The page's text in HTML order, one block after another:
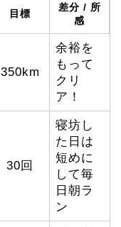
目標
差分 / 所
感
350km
余裕を
もって
クリ
ア！
30回
寝坊し
た日は
短めに
して毎
日朝ラ
ン